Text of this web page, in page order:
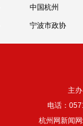
中国杭州
宁波市政协
主
电话：
杭州网新闻